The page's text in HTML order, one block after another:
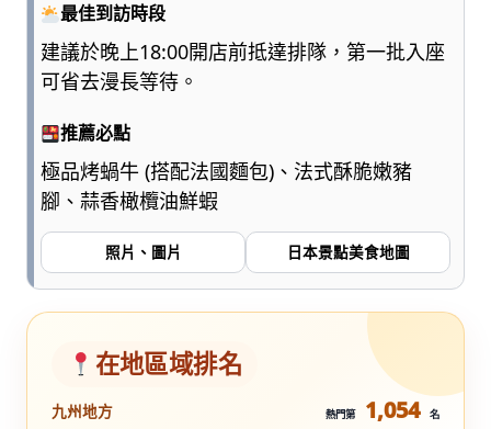
最佳到訪時段
建議於晚上18:00開店前抵達排隊，第一批入座
可省去漫長等待。
推薦必點
極品烤蝸牛 (搭配法國麵包)、法式酥脆嫩豬
腳、蒜香橄欖油鮮蝦
照片、圖片 日本景點美食地圖
在地區域排名
九州地方 熱門第 1,054 名